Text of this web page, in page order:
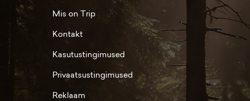
Mis on Trip
Kontakt
Kasutustingimused
Privaatsustingimused
Reklaam